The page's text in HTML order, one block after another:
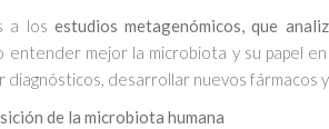
a los estudios metagenómicos, que
entender mejor la microbiota y su papel
diagnósticos, desarrollar nuevos fármacos
de la microbiota humana